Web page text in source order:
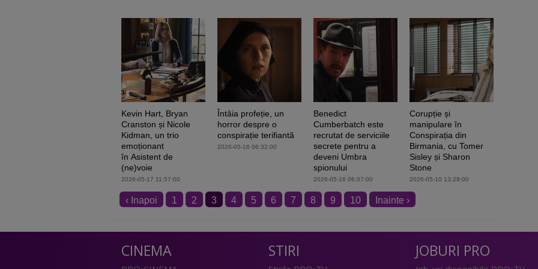
Kevin Hart, Bryan
Cranston și Nicole
Kidman, un trio
emoționant
în Asistent de
(ne)voie
2026-05-17 11:57:00
Întâia profeție, un
horror despre o
conspirație terifiantă
2026-05-16 06:32:00
Benedict
Cumberbatch este
recrutat de serviciile
secrete pentru a
deveni Umbra
spionului
2026-05-16 06:07:00
Corupție și
manipulare în
Conspirația din
Birmania, cu Tomer
Sisley și Sharon
Stone
2026-05-10 13:29:00
‹ Inapoi 1 2 3 4 5 6 7 8 9 10 Inainte ›
CINEMA STIRI JOBURI PRO